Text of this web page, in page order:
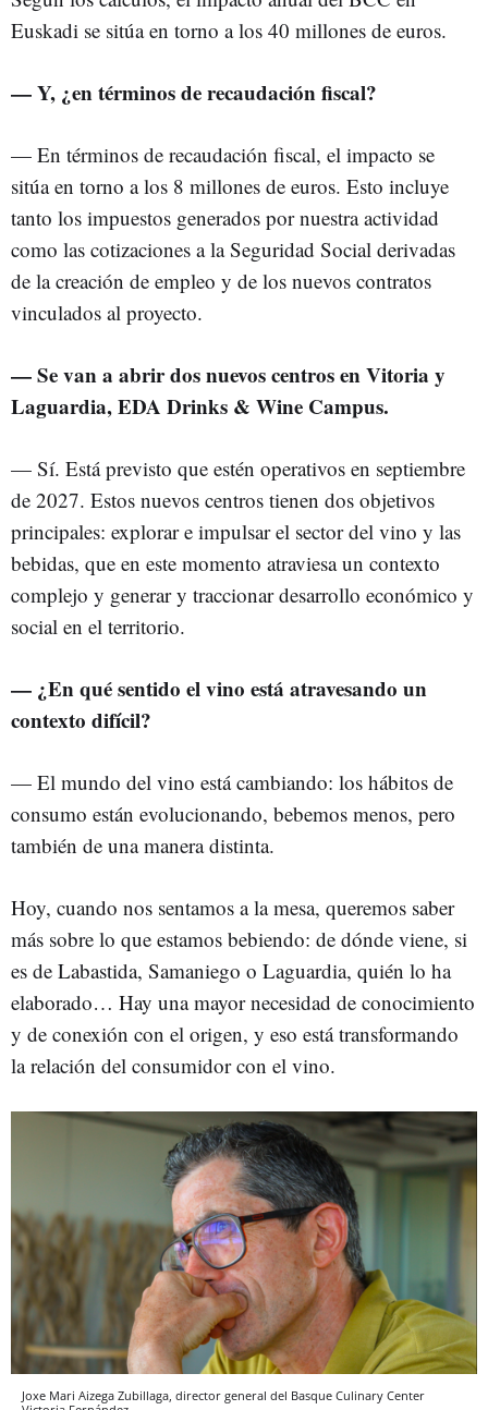
Euskadi se sitúa en torno a los 40 millones de euros.
— Y, ¿en términos de recaudación fiscal?
— En términos de recaudación fiscal, el impacto se
sitúa en torno a los 8 millones de euros. Esto incluye
tanto los impuestos generados por nuestra actividad
como las cotizaciones a la Seguridad Social derivadas
de la creación de empleo y de los nuevos contratos
vinculados al proyecto.
— Se van a abrir dos nuevos centros en Vitoria y
Laguardia, EDA Drinks & Wine Campus.
— Sí. Está previsto que estén operativos en septiembre
de 2027. Estos nuevos centros tienen dos objetivos
principales: explorar e impulsar el sector del vino y las
bebidas, que en este momento atraviesa un contexto
complejo y generar y traccionar desarrollo económico y
social en el territorio.
— ¿En qué sentido el vino está atravesando un
contexto difícil?
— El mundo del vino está cambiando: los hábitos de
consumo están evolucionando, bebemos menos, pero
también de una manera distinta.
Hoy, cuando nos sentamos a la mesa, queremos saber
más sobre lo que estamos bebiendo: de dónde viene, si
es de Labastida, Samaniego o Laguardia, quién lo ha
elaborado… Hay una mayor necesidad de conocimiento
y de conexión con el origen, y eso está transformando
la relación del consumidor con el vino.
Joxe Mari Aizega Zubillaga, director general del Basque Culinary Center